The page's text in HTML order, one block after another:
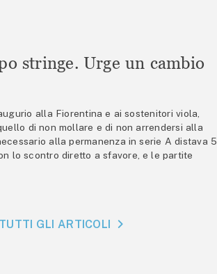
stringe. Urge un cambio
alla Fiorentina e ai sostenitori viola,
di non mollare e di non arrendersi alla
alla permanenza in serie A distava 5
lo scontro diretto a sfavore, e le partite
GLI ARTICOLI